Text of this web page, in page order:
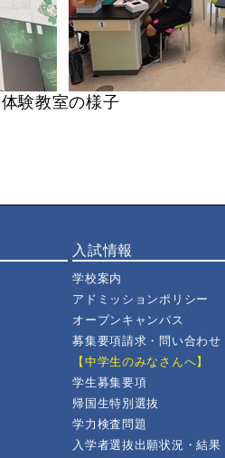
体験教室の様子
入試情報
学校案内
アドミッションポリシー
オープンキャンパス
募集要項請求・問い合わせ
【中学生のみなさんへ】
学生募集要項
帰国生特別選抜
学力検査問題
入学者選抜出願状況・結果